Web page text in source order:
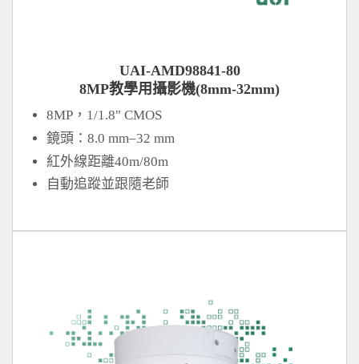
UAI-AMD98841-80
8MP教學用攝影機(8mm-32mm)
8MP，1/1.8" CMOS
鏡頭：8.0 mm–32 mm
紅外線距離40m/80m
自動追蹤並跟隨老師